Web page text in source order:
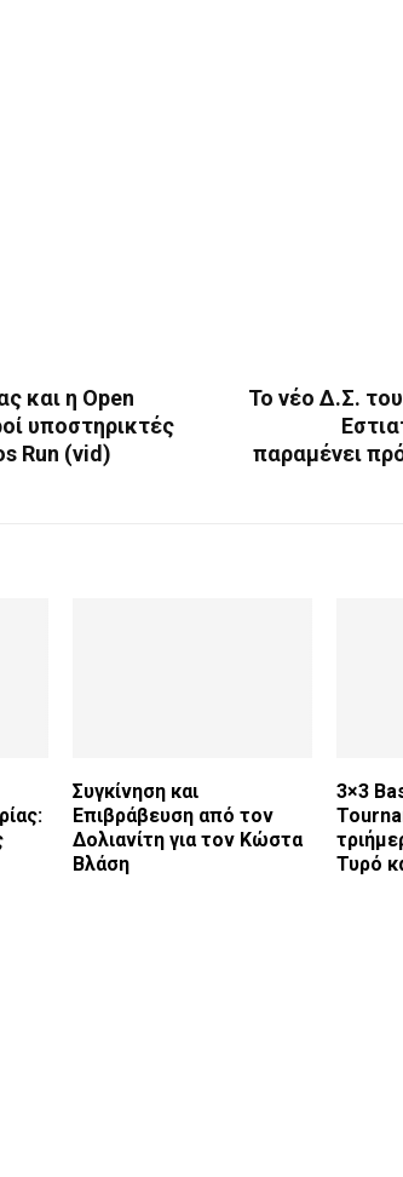
και η Open
υποστηρικτές
Run (vid)
Το νέο Δ.Σ.
παραμένει
Συγκίνηση και
Επιβράβευση από τον
Δολιανίτη για τον Κώστα
Βλάση
3×3
Τυρό